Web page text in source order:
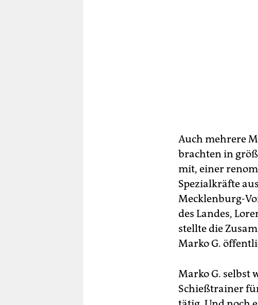
Auch mehrere
brachten in
mit, einer
Spezialkräfte
Mecklenburg-
des Landes,
stellte die
Marko G.
Marko G. selbst
Schießtrainer